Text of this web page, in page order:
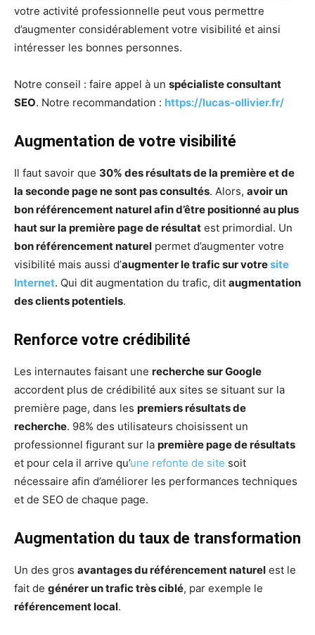
votre activité professionnelle peut vous permettre
d’augmenter considérablement votre visibilité et ainsi
intéresser les bonnes personnes.
Notre conseil : faire appel à un spécialiste consultant
SEO. Notre recommandation : https://lucas-ollivier.fr/
Augmentation de votre visibilité
Il faut savoir que 30% des résultats de la première et de
la seconde page ne sont pas consultés. Alors, avoir un
bon référencement naturel afin d’être positionné au plus
haut sur la première page de résultat est primordial. Un
bon référencement naturel permet d’augmenter votre
visibilité mais aussi d’augmenter le trafic sur votresite
Internet. Qui dit augmentation du trafic, dit augmentation
des clients potentiels.
Renforce votre crédibilité
Les internautes faisant une recherche sur Google
accordent plus de crédibilité aux sites se situant sur la
première page, dans les premiers résultats de
recherche. 98% des utilisateurs choisissent un
professionnel figurant sur la première page de résultats
et pour cela il arrive qu’une refonte de site soit
nécessaire afin d’améliorer les performances techniques
et de SEO de chaque page.
Augmentation du taux de transformation
Un des gros avantages du référencement naturel est le
fait de générer un trafic très ciblé, par exemple le
référencement local.